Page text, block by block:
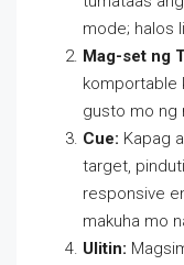
mode; halos
Mag-set ng
komportable
gusto mo ng
Cue: Kapag
target,
responsive
makuha mo
Ulitin: